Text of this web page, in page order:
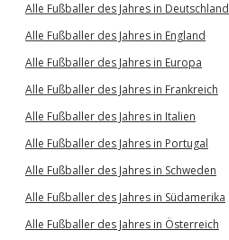
Alle Fußballer des Jahres in Deutschland
Alle Fußballer des Jahres in England
Alle Fußballer des Jahres in Europa
Alle Fußballer des Jahres in Frankreich
Alle Fußballer des Jahres in Italien
Alle Fußballer des Jahres in Portugal
Alle Fußballer des Jahres in Schweden
Alle Fußballer des Jahres in Südamerika
Alle Fußballer des Jahres in Österreich